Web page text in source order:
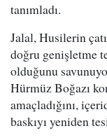
tanımladı.
Jalal, Husilerin
doğru genişletme
olduğunu
Hürmüz Boğazı
amaçladığını,
baskıyı yeniden